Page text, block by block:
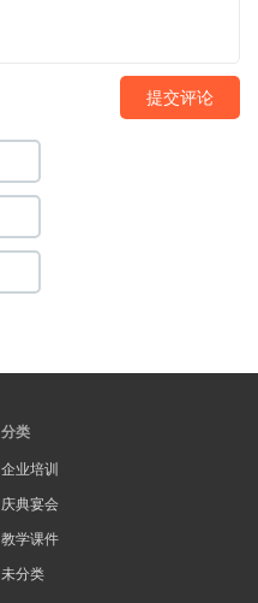
提交评论
分类
企业培训
庆典宴会
教学课件
未分类